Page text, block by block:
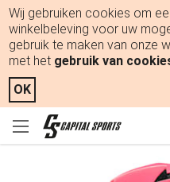
Wij gebruiken cookies om
winkelbeleving voor uw
gebruik te maken van onze
met het gebruik van
OK